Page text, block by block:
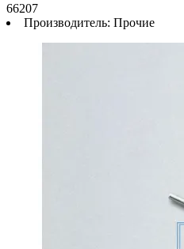
66207
Производитель: Прочие